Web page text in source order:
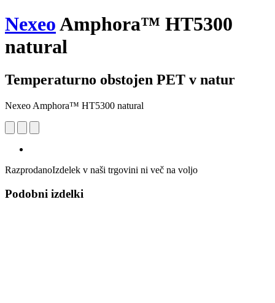
NexeoAmphora™ HT5300
natural
Temperaturno obstojen PET v natur
Nexeo Amphora™ HT5300 natural
RazprodanoIzdelek v naši trgovini ni več na voljo
Podobni izdelki